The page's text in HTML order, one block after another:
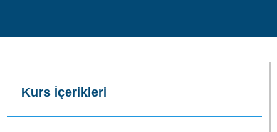
Kurs İçerikleri